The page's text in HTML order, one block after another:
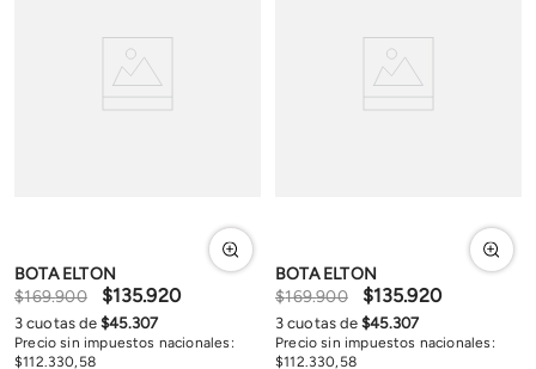
BOTA ELTON
$169.900 $135.920
Precio sin impuestos nacionales:
$112.330, 58
3 cuotas de$45.307
BOTA ELTON
$169.900 $135.920
Precio sin impuestos nacionales:
$112.330, 58
3 cuotas de$45.307